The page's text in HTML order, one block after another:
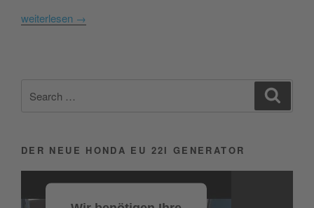
weiterlesen →
for:
DER NEUE HONDA EU 22I GENERATOR